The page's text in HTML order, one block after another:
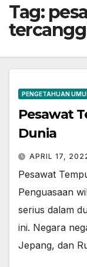
Tag:
PENGETAHUAN
Pesawat
Dunia
APRIL 17,
Pesawat
Penguasaan
serius dalam
ini. Negara
Jepang, dan